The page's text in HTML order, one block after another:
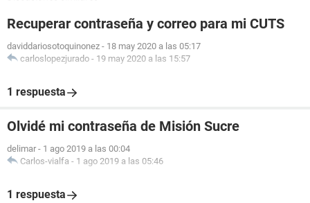
Recuperar contraseña y correo para mi CUTS
daviddariosotoquinonez - 18 may 2020 a las 05:17
carloslopezjurado - 19 may 2020 a las 15:57
1 respuesta
Olvidé mi contraseña de Misión Sucre
delimar - 1 ago 2019 a las 00:04
Carlos-vialfa - 1 ago 2019 a las 05:46
1 respuesta